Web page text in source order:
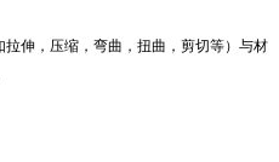
伸，压缩，弯曲，扭曲，剪切等）与材